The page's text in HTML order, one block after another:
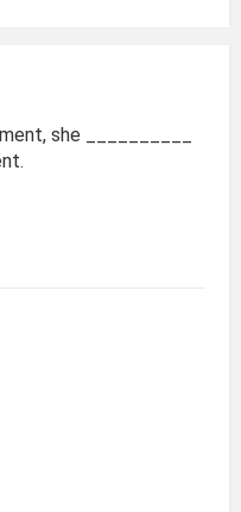
she __________